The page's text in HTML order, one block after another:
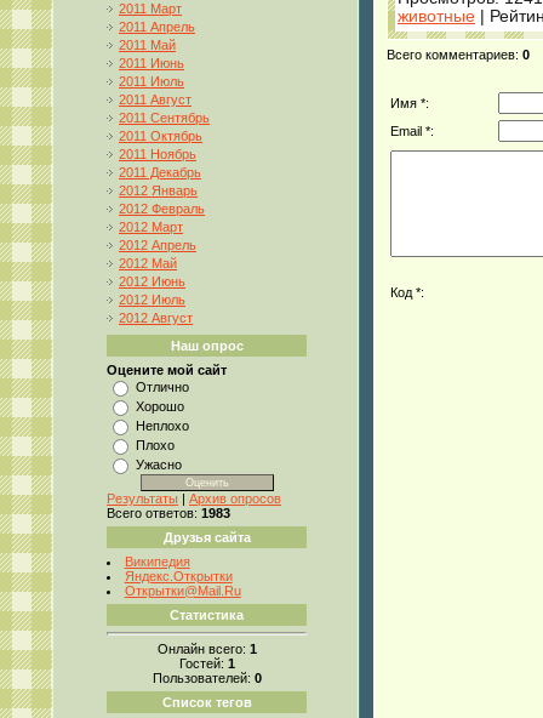
2011 Март
2011 Апрель
2011 Май
2011 Июнь
2011 Июль
2011 Август
2011 Сентябрь
2011 Октябрь
2011 Ноябрь
2011 Декабрь
2012 Январь
2012 Февраль
2012 Март
2012 Апрель
2012 Май
2012 Июнь
2012 Июль
2012 Август
Наш опрос
Оцените мой сайт
Отлично
Хорошо
Неплохо
Плохо
Ужасно
Результаты | Архив опросов
Всего ответов: 1983
Друзья сайта
Википедия
Яндекс.Открытки
Открытки@Mail.Ru
Статистика
Онлайн всего: 1
Гостей: 1
Пользователей: 0
Список тегов
животные |
Всего комментариев: 0
Имя *:
Email *:
Код *: